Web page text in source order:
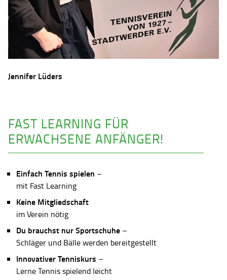
Jennifer Lüders
FAST LEARNING FÜR
ERWACHSENE ANFÄNGER!
Einfach Tennis spielen –
mit Fast Learning
Keine Mitgliedschaft
im Verein nötig
Du brauchst nur Sportschuhe –
Schläger und Bälle werden bereitgestellt
Innovativer Tenniskurs –
Lerne Tennis spielend leicht